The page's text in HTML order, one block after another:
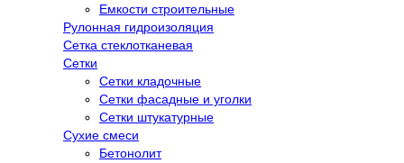
Емкости строительные
Рулонная гидроизоляция
Сетка стеклотканевая
Сетки
Сетки кладочные
Сетки фасадные и уголки
Сетки штукатурные
Сухие смеси
Бетонолит